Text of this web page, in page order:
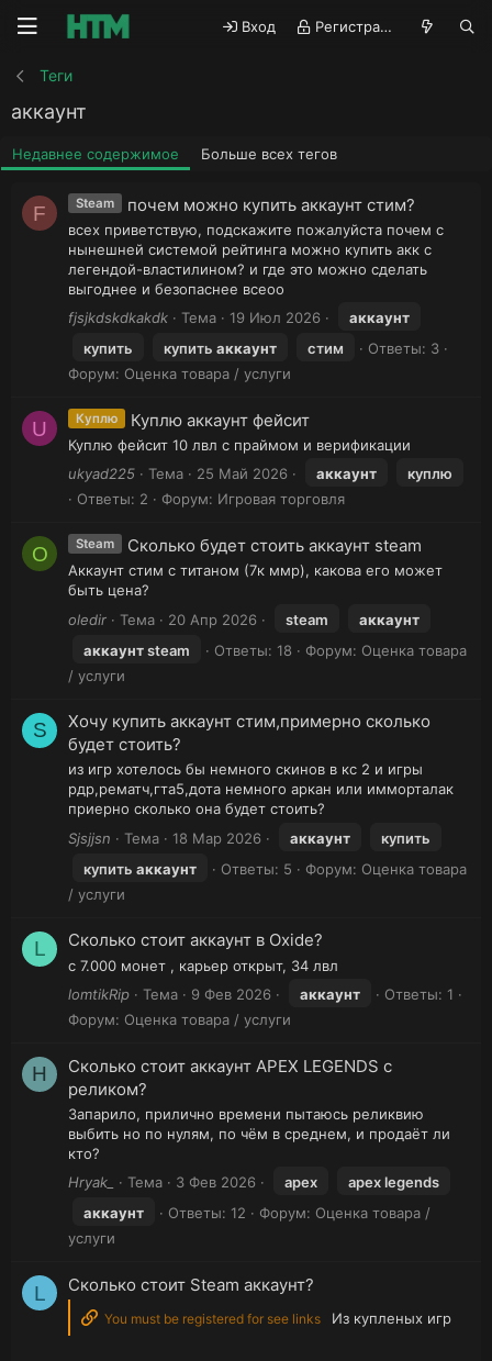
Вход Регистрация
Теги
аккаунт
Недавнее содержимое Больше всех тегов
F Steam почем можно купить аккаунт стим?
всех приветствую, подскажите пожалуйста почем с
нынешней системой рейтинга можно купить акк с
легендой-властилином? и где это можно сделать
выгоднее и безопаснее всеоо
fjsjkdskdkakdk
Тема 19 Июл 2026
аккаунт
купить
купить аккаунт стим
Ответы: 3
Форум: Оценка товара / услуги
U Куплю Куплю аккаунт фейсит
Куплю фейсит 10 лвл с праймом и верификации
ukyad225
Тема 25 Май 2026 аккаунт
куплю
Ответы: 2
Форум: Игровая торговля
O Steam Сколько будет стоить аккаунт steam
Аккаунт стим с титаном (7к ммр), какова его может
быть цена?
oledir
Тема 20 Апр 2026 steam
аккаунт
аккаунтsteam Ответы: 18 Форум: Оценка товара
/ услуги
S
Хочу купить аккаунт стим,примерно сколько
будет стоить?
из игр хотелось бы немного скинов в кс 2 и игры
рдр,рематч,гта5,дота немного аркан или имморталак
приерно сколько она будет стоить?
Sjsjjsn
Тема 18 Мар 2026 аккаунт
купить
купить аккаунт Ответы: 5 Форум: Оценка товара
/ услуги
L Сколько стоит аккаунт в Oxide?
с 7.000 монет , карьер открыт, 34 лвл
lomtikRip
Тема 9 Фев 2026 аккаунт
Ответы: 1
Форум: Оценка товара / услуги
H
Сколько стоит аккаунт APEX LEGENDS с
реликом?
Запарило, прилично времени пытаюсь реликвию
выбить но по нулям, по чём в среднем, и продаёт ли
кто?
Hryak_
Тема 3 Фев 2026 apex
apex legends
аккаунт
Ответы: 12 Форум: Оценка товара /
услуги
L Сколько стоит Steam аккаунт?
You must be registered for see links Из купленых игр